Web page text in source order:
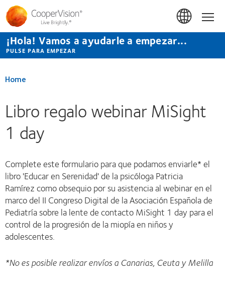
Pasar
contenido
principal
¡Hola! Vamos a ayudarle a empezar...
PULSE PARA EMPEZAR
Home
Libro regalo webinar MiSight
1 day
Complete este formulario para que podamos enviarle* el
libro 'Educar en Serenidad' de la psicóloga Patricia
Ramírez como obsequio por su asistencia al webinar en el
marco del II Congreso Digital de la Asociación Española de
Pediatría sobre la lente de contacto MiSight 1 day para el
control de la progresión de la miopía en niños y
adolescentes.
*No es posible realizar envíos a Canarias, Ceuta y Melilla